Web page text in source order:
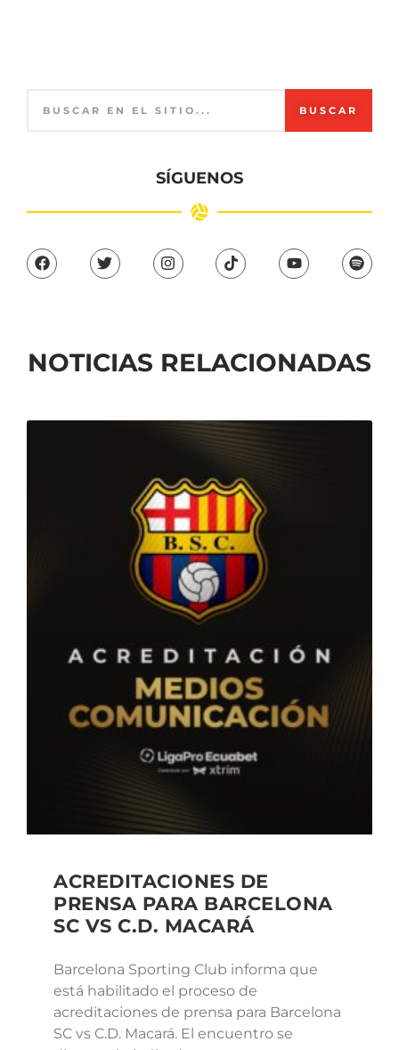
BUSCAR
SÍGUENOS
NOTICIAS RELACIONADAS
ACREDITACIONES DE
PRENSA PARA BARCELONA
SC VS C.D. MACARÁ
Barcelona Sporting Club informa que
está habilitado el proceso de
acreditaciones de prensa para Barcelona
SC vs C.D. Macará. El encuentro se